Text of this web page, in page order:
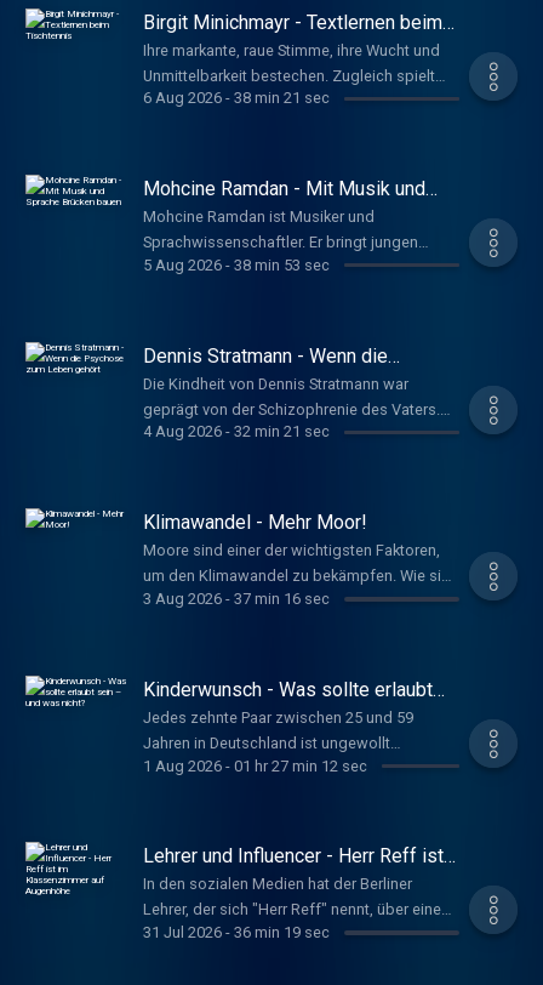
eine Dosis Anarchie. (Erstendung: 25.10.24)
Timm, Ulrike www.deutschlandfunkkultur.de,
Im Gespräch
Birgit Minichmayr - Textlernen beim
Tischtennis
Ihre markante, raue Stimme, ihre Wucht und
Unmittelbarkeit bestechen. Zugleich spielt
Birgit Minichmayr verletzlich und mit vollem
auf der Bühne. Britta Bürger
6 Aug 2026- 38 min 21 sec
Mohcine Ramdan - Mit Musik und
Sprache Brücken bauen
Mohcine Ramdan ist Musiker und
Sprachwissenschaftler. Er bringt jungen
Migranten die deutsche Sprache bei und
Genau solche will er zwischen den Kulturen
www.deutschlandfunkkultur.de, Im Gespräch
5 Aug 2026- 38 min 53 sec
Dennis Stratmann - Wenn die
Psychose zum Leben gehört
Die Kindheit von Dennis Stratmann war
geprägt von der Schizophrenie des Vaters.
Später erlebte auch er mehrere Psychosen.
Genesungshelfer anderen Betroffenen.
www.deutschlandfunkkultur.de, Im Gespräch
4 Aug 2026- 32 min 21 sec
Klimawandel - Mehr Moor!
Moore sind einer der wichtigsten Faktoren,
um den Klimawandel zu bekämpfen. Wie sich
nasse Moore mit der Landwirtschaft
Deutschen Umweltpreis ausgezeichnet.
www.deutschlandfunkkultur.de, Im Gespräch
3 Aug 2026- 37 min 16 sec
Kinderwunsch - Was sollte erlaubt
sein – und was nicht?
Jedes zehnte Paar zwischen 25 und 59
Jahren in Deutschland ist ungewollt
kinderlos. Kinderwunschzentren bieten
Eizellspende und Leihmutterschaft. Ist das
www.deutschlandfunkkultur.de, Im Gespräch
1 Aug 2026- 01 hr 27 min 12 sec
Lehrer und Influencer - Herr Reff ist
im Klassenzimmer auf Augenhöhe
In den sozialen Medien hat der Berliner
Lehrer, der sich "Herr Reff" nennt, über eine
Million Follower. Er gilt als besonders nahbar
31 Jul 2026- 36 min 19 sec